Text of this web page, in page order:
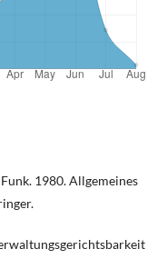
1980. Allgemeines